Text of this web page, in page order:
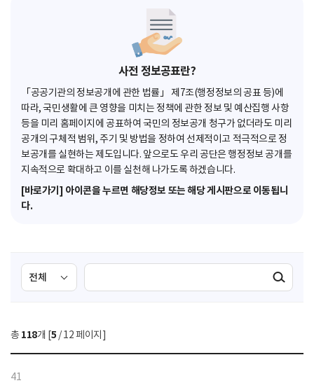
사전 정보공표란?
「공공기관의 정보공개에 관한 법률」 제7조(행정정보의 공표 등)에
따라, 국민생활에 큰 영향을 미치는 정책에 관한 정보 및 예산집행 사항
등을 미리 홈페이지에 공표하여 국민의 정보공개 청구가 없더라도 미리
공개의 구체적 범위, 주기 및 방법을 정하여 선제적이고 적극적으로 정
보공개를 실현하는 제도입니다. 앞으로도 우리 공단은 행정정보 공개를
지속적으로 확대하고 이를 실천해 나가도록 하겠습니다.
[바로가기] 아이콘을 누르면 해당정보 또는 해당 게시판으로 이동됩니
다.
검
색
선
택
색
검색실행
총 118개 [5 / 12 페이지]
41